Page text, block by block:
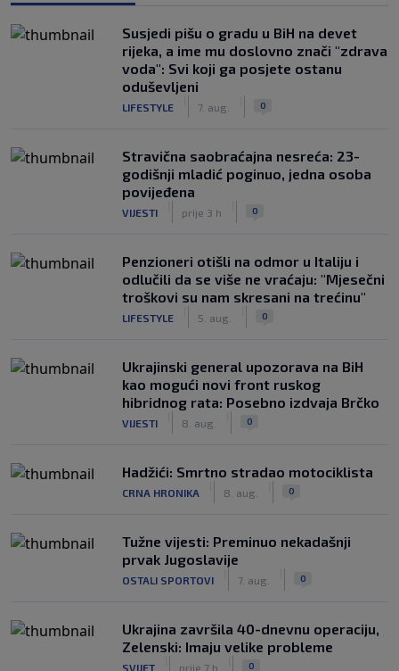
Susjedi pišu o gradu u BiH na devet
rijeka, a ime mu doslovno znači "zdrava
voda": Svi koji ga posjete ostanu
oduševljeni
LIFESTYLE 7. aug. 0
Stravična saobraćajna nesreća: 23-
godišnji mladić poginuo, jedna osoba
povijeđena
VIJESTI prije 3 h 0
Penzioneri otišli na odmor u Italiju i
odlučili da se više ne vraćaju: "Mjesečni
troškovi su nam skresani na trećinu"
LIFESTYLE 5. aug. 0
Ukrajinski general upozorava na BiH
kao mogući novi front ruskog
hibridnog rata: Posebno izdvaja Brčko
VIJESTI 8. aug. 0
Hadžići: Smrtno stradao motociklista
CRNA HRONIKA 8. aug. 0
Tužne vijesti: Preminuo nekadašnji
prvak Jugoslavije
OSTALI SPORTOVI 7. aug. 0
Ukrajina završila 40-dnevnu operaciju,
Zelenski: Imaju velike probleme
SVIJET prije 7 h 0